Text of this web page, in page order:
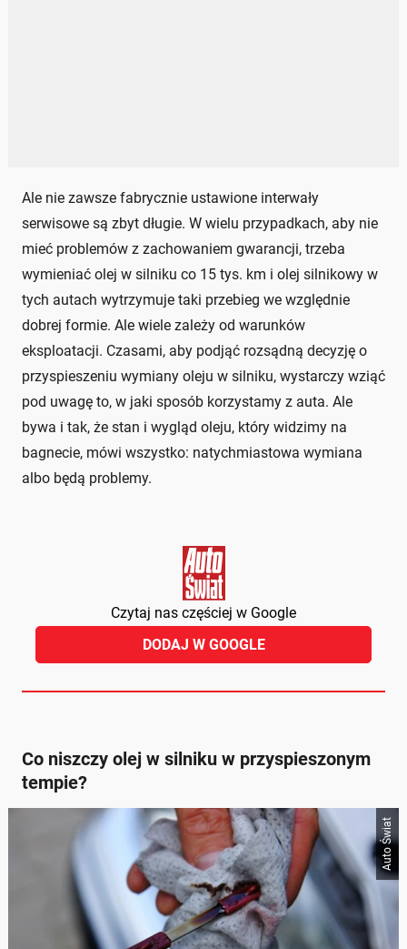
Ale nie zawsze fabrycznie ustawione interwały
serwisowe są zbyt długie. W wielu przypadkach, aby nie
mieć problemów z zachowaniem gwarancji, trzeba
wymieniać olej w silniku co 15 tys. km i olej silnikowy w
tych autach wytrzymuje taki przebieg we względnie
dobrej formie. Ale wiele zależy od warunków
eksploatacji. Czasami, aby podjąć rozsądną decyzję o
przyspieszeniu wymiany oleju w silniku, wystarczy wziąć
pod uwagę to, w jaki sposób korzystamy z auta. Ale
bywa i tak, że stan i wygląd oleju, który widzimy na
bagnecie, mówi wszystko: natychmiastowa wymiana
albo będą problemy.
Czytaj nas częściej w Google
DODAJ W GOOGLE
Co niszczy olej w silniku w przyspieszonym
tempie?
Auto Świat